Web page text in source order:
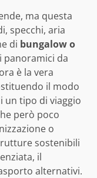
ma questa
specchi, aria
di bungalow o
panoramici da
è la vera
il modo
un tipo di viaggio
però poco
o
sostenibili
il
alternativi.